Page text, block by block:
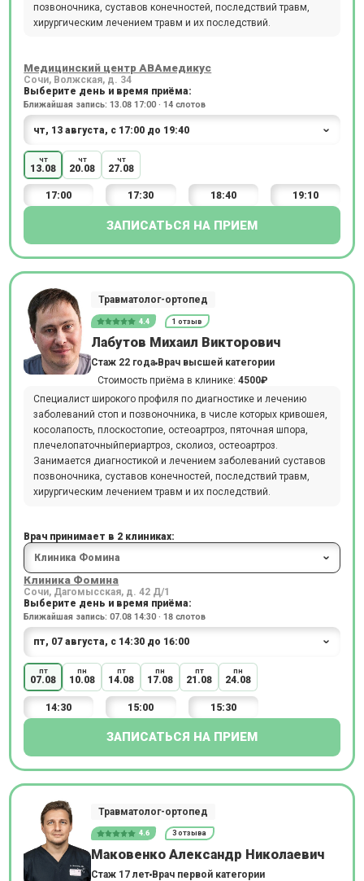
позвоночника, суставов конечностей, последствий травм,
хирургическим лечением травм и их последствий.
Медицинский центр АВАмедикус
Сочи, Волжская, д. 34
Выберите день и время приёма:
Ближайшая запись: 13.08 17:00 · 14 слотов
чт
13.08
чт
20.08
чт
27.08
17:00 17:30 18:40 19:10
ЗАПИСАТЬСЯ НА ПРИЕМ
Травматолог-ортопед
4.4 1 отзыв
Лабутов Михаил Викторович
Стаж 22 года Врач высшей категории
Стоимость приёма в клинике: 4500₽
Специалист широкого профиля по диагностике и лечению
заболеваний стоп и позвоночника, в числе которых кривошея,
косолапость, плоскостопие, остеоартроз, пяточная шпора,
плечелопаточныйпериартроз, сколиоз, остеоартроз.
Занимается диагностикой и лечением заболеваний суставов
позвоночника, суставов конечностей, последствий травм,
хирургическим лечением травм и их последствий.
Врач принимает в 2 клиниках:
Клиника Фомина
Сочи, Дагомысская, д. 42 Д/1
Выберите день и время приёма:
Ближайшая запись: 07.08 14:30 · 18 слотов
пт
07.08
пн
10.08
пт
14.08
пн
17.08
пт
21.08
пн
24.08
14:30 15:00 15:30
ЗАПИСАТЬСЯ НА ПРИЕМ
Травматолог-ортопед
4.6 3 отзыва
Маковенко Александр Николаевич
Стаж 17 лет Врач первой категории